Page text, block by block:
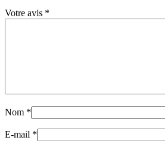
Votre avis *
Nom *
E-mail *